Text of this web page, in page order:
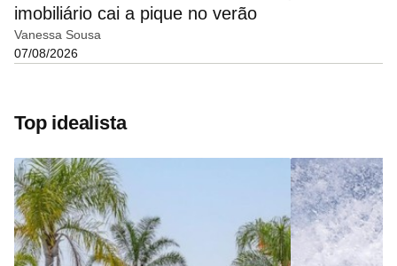
imobiliário cai a pique no verão
Vanessa Sousa
07/08/2026
Top idealista